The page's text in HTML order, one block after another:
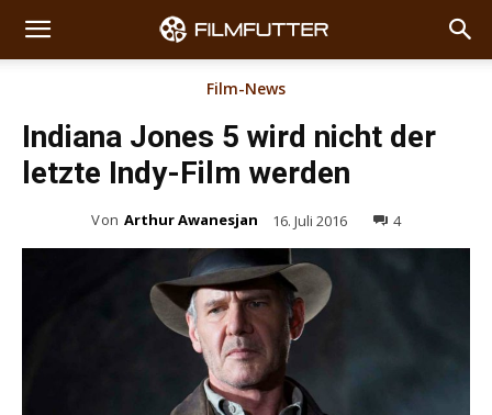
Film-News
Indiana Jones 5 wird nicht der
letzte Indy-Film werden
Von Arthur Awanesjan 16. Juli 2016 4